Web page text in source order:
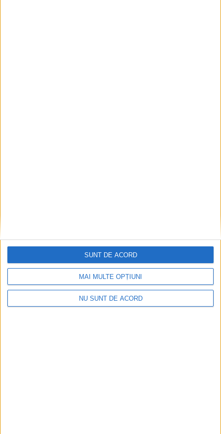
MAI MULTE OPȚIUNI
NU SUNT DE ACORD
SUNT DE ACORD